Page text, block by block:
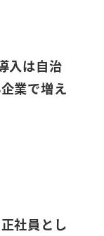
入は自治
業で増え
社員とし